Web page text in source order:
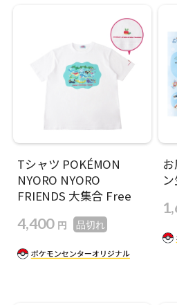
Tシャツ POKÉMON
NYORO NYORO
FRIENDS 大集合 Free
4,400 円 品切れ